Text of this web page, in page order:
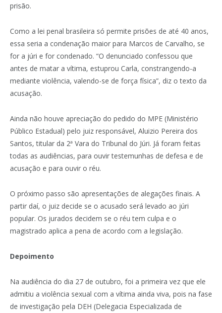
prisão.
Como a lei penal brasileira só permite prisões de até 40 anos,
essa seria a condenação maior para Marcos de Carvalho, se
for a júri e for condenado. “O denunciado confessou que
antes de matar a vítima, estuprou Carla, constrangendo-a
mediante violência, valendo-se de força física”, diz o texto da
acusação.
Ainda não houve apreciação do pedido do MPE (Ministério
Público Estadual) pelo juiz responsável, Aluizio Pereira dos
Santos, titular da 2ª Vara do Tribunal do Júri. Já foram feitas
todas as audiências, para ouvir testemunhas de defesa e de
acusação e para ouvir o réu.
O próximo passo são apresentações de alegações finais. A
partir daí, o juiz decide se o acusado será levado ao júri
popular. Os jurados decidem se o réu tem culpa e o
magistrado aplica a pena de acordo com a legislação.
Depoimento
Na audiência do dia 27 de outubro, foi a primeira vez que ele
admitiu a violência sexual com a vítima ainda viva, pois na fase
de investigação pela DEH (Delegacia Especializada de